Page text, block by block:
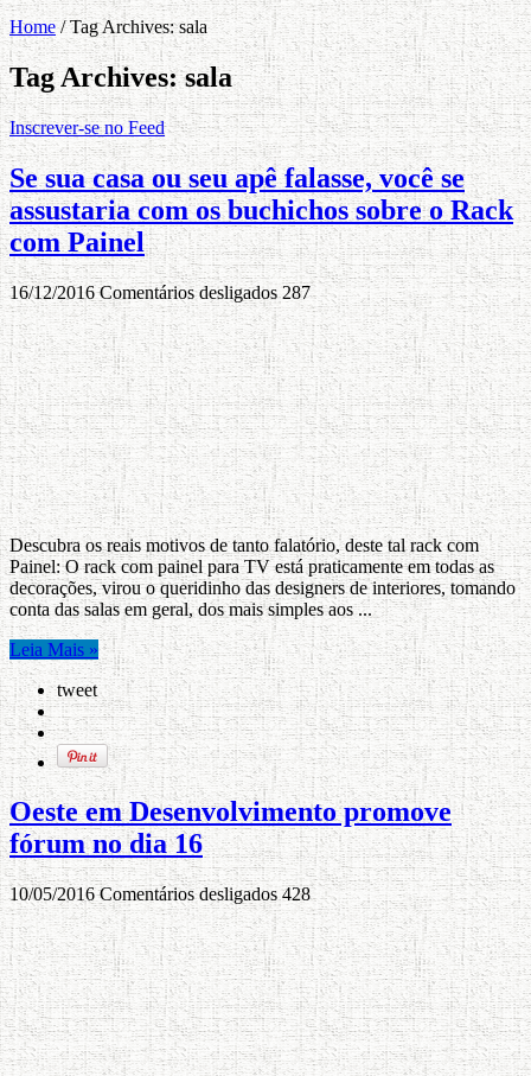
Home/Tag Archives: sala
Tag Archives:sala
Inscrever-se no Feed
Se sua casa ou seu apê falasse, você se
assustaria com os buchichos sobre o Rack
com Painel
16/12/2016 Comentários desligados 287
Descubra os reais motivos de tanto falatório, deste tal rack com
Painel: O rack com painel para TV está praticamente em todas as
decorações, virou o queridinho das designers de interiores, tomando
conta das salas em geral, dos mais simples aos ...
Leia Mais »
tweet
Oeste em Desenvolvimento promove
fórum no dia 16
10/05/2016 Comentários desligados 428